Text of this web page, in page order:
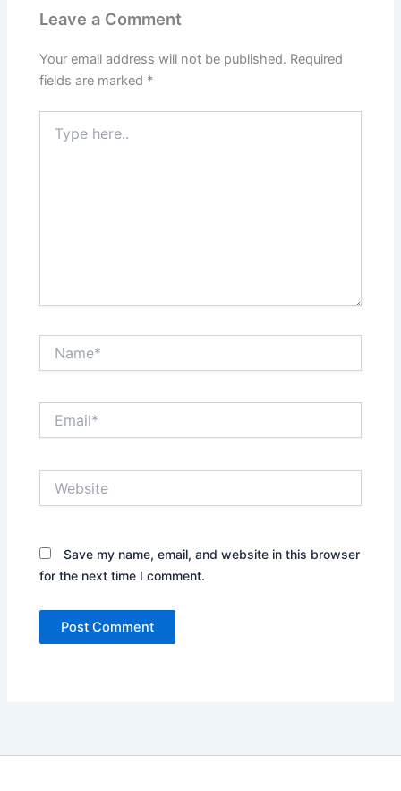
Leave a Comment
Your email address will not be published. Required
fields are marked *
here..
Save my name, email, and website in this browser
for the next time I comment.